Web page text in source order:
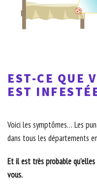
EST-CE QUE
EST
Voici les symptômes… Les
dans tous les départements
Et il est très probable
vous.